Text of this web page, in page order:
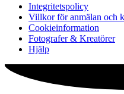
Integritetspolicy
Villkor för anmälan och
Cookieinformation
Fotografer & Kreatörer
Hjälp